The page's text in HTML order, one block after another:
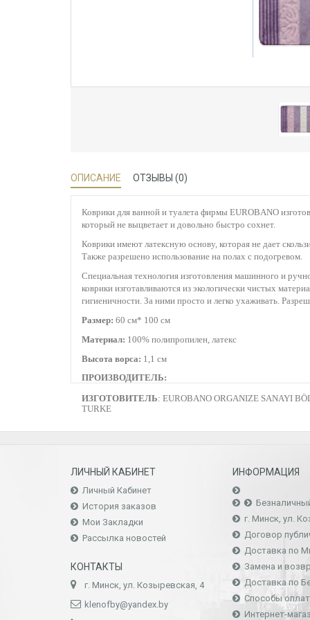
ОПИСАНИЕ ОТЗЫВЫ (0)
Коврики для ванной и туалета фирмы EUROBANO
который не выцветает и довольно быстро сохнет.
Коврики имеют латексную основу, которая не дает
Также разрешено использование на полах с подогревом.
Специальная технология изготовления машинного и
коврики изготавливаются из экологически чистых
гигиеничности. За ними просто и легко ухаживать.
Размер: 60 см* 100 см
Материал: 100% полипропилен, латекс
Высота ворса: 1,1 см
ПРОИЗВОДИТЕЛЬ:
ИЗГОТОВИТЕЛЬ: EUROBANO ORGANIZE SANAYI
TURKE
ЛИЧНЫЙ КАБИНЕТ
Личный Кабинет
История заказов
Мои Закладки
Рассылка новостей
КОНТАКТЫ
г. Минск, ул. Козыревская, 4
klenofby@yandex.by
ИНФОРМАЦИЯ
г. Минск, ул.
Договор
Доставка по
Замена и
Доставка по
Способы
Интернет-